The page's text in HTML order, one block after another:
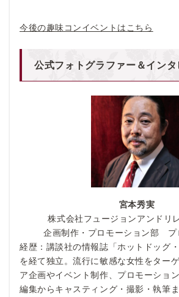
今後の趣味コンイベントはこちら
公式フォトグラファー＆インタ
宮本秀実
株式会社フュージョンアンドリ
企画制作・プロモーション部 プ
経歴：講談社の情報誌「ホットドッグ
を経て独立。流行に敏感な女性をター
ア企画やイベント制作、プロモーショ
編集からキャスティング・撮影・執筆